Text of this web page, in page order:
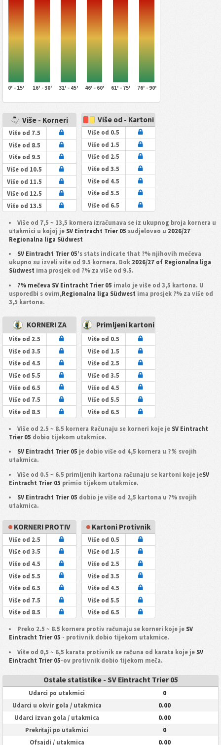
0' - 15' 16' - 30' 31' - 45' 46' - 60' 61' - 75' 76' - 90'
Više - Korneri
Više od 7.5
Više od 8.5
Više od 9.5
Više od 10.5
Više od 11.5
Više od 12.5
Više od 13.5
Više od - Kartoni
Više od 0.5
Više od 1.5
Više od 2.5
Više od 3.5
Više od 4.5
Više od 5.5
Više od 6.5
Više od 7,5 ~ 13,5 kornera izračunava se iz ukupnog broja kornera u
utakmici u kojoj je SV Eintracht Trier 05 sudjelovao u 2026/27
Regionalna liga Südwest
SV Eintracht Trier 05's stats indicate that ?% njihovih mečeva
ukupno su izveli više od 9.5 kornera. Dok 2026/27 of Regionalna liga
Südwest ima prosjek od ?% za više od 9.5.
?% mečeva SV Eintracht Trier 05 imalo je više od 3,5 kartona. U
usporedbi s ovim,Regionalna liga Südwest ima prosjek ?% za više od
3,5 kartona.
KORNERI ZA
Više od 2.5
Više od 3.5
Više od 4.5
Više od 5.5
Više od 6.5
Više od 7.5
Više od 8.5
Primljeni kartoni
Više od 0.5
Više od 1.5
Više od 2.5
Više od 3.5
Više od 4.5
Više od 5.5
Više od 6.5
Više od 2.5 ~ 8.5 kornera Računaju se korneri koje je SV Eintracht
Trier 05 dobio tijekom utakmice.
SV Eintracht Trier 05 je dobio više od 4,5 kornera u ?％ svojih
utakmica.
Više od 0.5 ~ 6.5 primljenih kartona računaju se kartoni koje jeSV
Eintracht Trier 05 primio tijekom utakmice.
SV Eintracht Trier 05 dobio je više od 2,5 kartona u ?% svojih
utakmica.
KORNERI PROTIV
Više od 2.5
Više od 3.5
Više od 4.5
Više od 5.5
Više od 6.5
Više od 7.5
Više od 8.5
Kartoni Protivnik
Više od 0.5
Više od 1.5
Više od 2.5
Više od 3.5
Više od 4.5
Više od 5.5
Više od 6.5
Preko 2.5 ~ 8.5 kornera protiv računaju se korneri koje je SV
Eintracht Trier 05 - protivnik dobio tijekom utakmice.
Više od 0,5 ~ 6,5 karata protivnik se računa od karata koje jeSV
Eintracht Trier 05-ov protivnik dobio tijekom meča.
Ostale statistike - SV Eintracht Trier 05
Udarci po utakmici 0
Udarci u okvir gola / utakmica 0.00
Udarci izvan gola / utakmica 0.00
Prekršaji po utakmici 0
Ofsajdi / utakmica 0.00